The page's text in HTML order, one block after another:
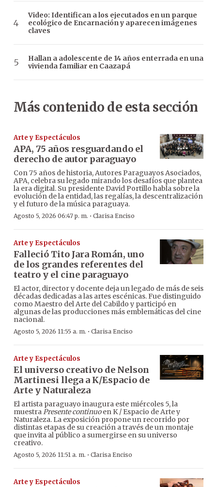
Video: Identifican a los ejecutados en un parque
ecológico de Encarnación y aparecen imágenes
claves
Hallan a adolescente de 14 años enterrada en una
vivienda familiar en Caazapá
Más contenido de esta sección
Arte y Espectáculos
APA, 75 años resguardando el
derecho de autor paraguayo
Con 75 años de historia, Autores Paraguayos Asociados,
APA, celebra su legado mirando los desafíos que plantea
la era digital. Su presidente David Portillo habla sobre la
evolución de la entidad, las regalías, la descentralización
y el futuro de la música paraguaya.
Agosto 5, 2026 06:47 p. m. · Clarisa Enciso
Arte y Espectáculos
Falleció Tito Jara Román, uno
de los grandes referentes del
teatro y el cine paraguayo
El actor, director y docente deja un legado de más de seis
décadas dedicadas a las artes escénicas. Fue distinguido
como Maestro del Arte del Cabildo y participó en
algunas de las producciones más emblemáticas del cine
nacional.
Agosto 5, 2026 11:55 a. m. · Clarisa Enciso
Arte y Espectáculos
El universo creativo de Nelson
Martinesi llega a K/Espacio de
Arte y Naturaleza
El artista paraguayo inaugura este miércoles 5, la
muestraPresente continuoen K / Espacio de Arte y
Naturaleza. La exposición propone un recorrido por
distintas etapas de su creación a través de un montaje
que invita al público a sumergirse en su universo
creativo.
Agosto 5, 2026 11:51 a. m. · Clarisa Enciso
Arte y Espectáculos